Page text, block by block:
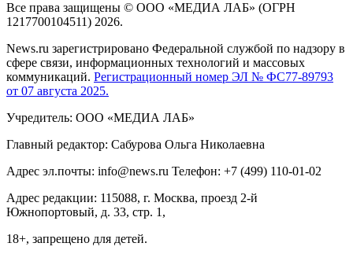
Все права защищены © ООО «МЕДИА ЛАБ» (ОГРН
1217700104511) 2026.
News.ru зарегистрировано Федеральной службой по надзору в
сфере связи, информационных технологий и массовых
коммуникаций. Регистрационный номер ЭЛ № ФС77-89793
от 07 августа 2025.
Учредитель: ООО «МЕДИА ЛАБ»
Главный редактор: Сабурова Ольга Николаевна
Адрес эл.почты: info@news.ru Телефон: +7 (499) 110-01-02
Адрес редакции: 115088, г. Москва, проезд 2-й
Южнопортовый, д. 33, стр. 1,
18+, запрещено для детей.